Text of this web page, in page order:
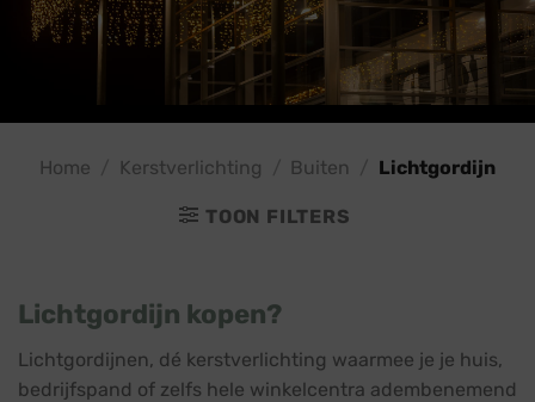
Home Kerstverlichting Buiten Lichtgordijn
TOON FILTERS
Lichtgordijn kopen?
Lichtgordijnen, dé kerstverlichting waarmee je je huis,
bedrijfspand of zelfs hele winkelcentra adembenemend